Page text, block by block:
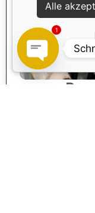
Alle
Open chaty
1